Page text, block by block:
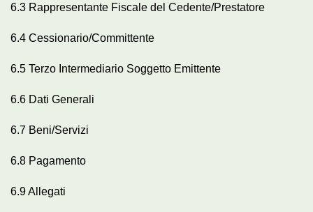
6.3 Rappresentante Fiscale del Cedente/Prestatore
6.4 Cessionario/Committente
6.5 Terzo Intermediario Soggetto Emittente
6.6 Dati Generali
6.7 Beni/Servizi
6.8 Pagamento
6.9 Allegati